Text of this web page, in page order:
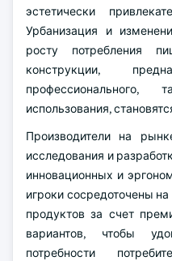
эстетически
Урбанизация и
росту потребления
конструкции,
использования,
Производители на
исследования и
инновационных и
игроки сосредоточены
продуктов за счет
вариантов, чтобы
потребности